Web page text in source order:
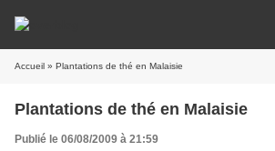
Accueil » Plantations de thé en Malaisie
Plantations de thé en Malaisie
Publié le 06/08/2009 à 21:59